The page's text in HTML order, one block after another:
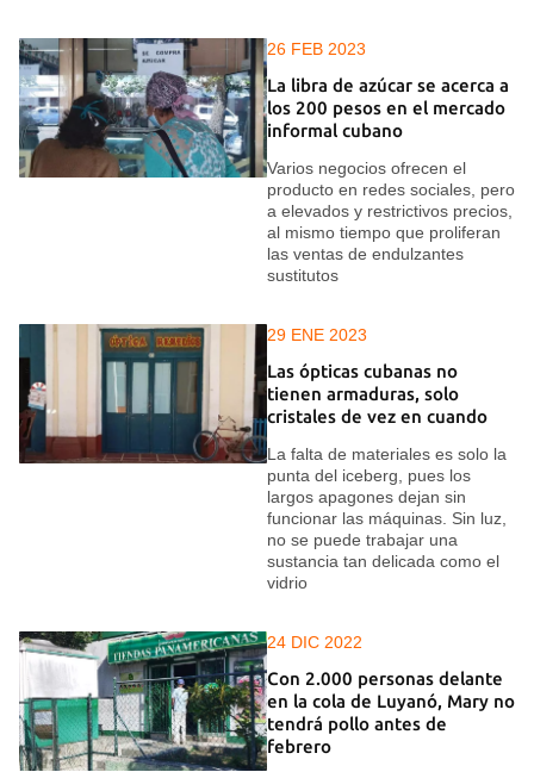
26 FEB 2023
La libra de azúcar se acerca a
los 200 pesos en el mercado
informal cubano
Varios negocios ofrecen el
producto en redes sociales, pero
a elevados y restrictivos precios,
al mismo tiempo que proliferan
las ventas de endulzantes
sustitutos
29 ENE 2023
Las ópticas cubanas no
tienen armaduras, solo
cristales de vez en cuando
La falta de materiales es solo la
punta del iceberg, pues los
largos apagones dejan sin
funcionar las máquinas. Sin luz,
no se puede trabajar una
sustancia tan delicada como el
vidrio
24 DIC 2022
Con 2.000 personas delante
en la cola de Luyanó, Mary no
tendrá pollo antes de
febrero